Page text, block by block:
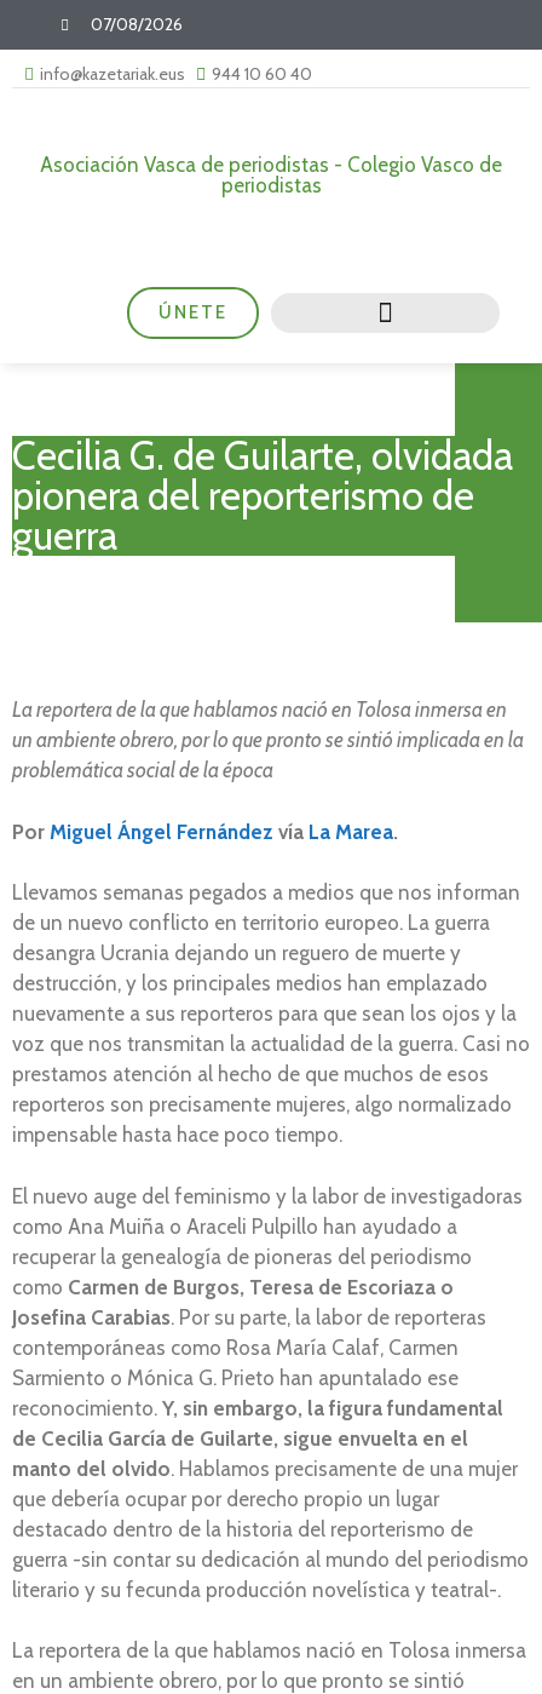
07/08/2026
info@kazetariak.eus 944 10 60 40
Asociación Vasca de periodistas - Colegio Vasco de
periodistas
ÚNETE
Cecilia G. de Guilarte, olvidada
pionera del reporterismo de
guerra
La reportera de la que hablamos nació en Tolosa inmersa en
un ambiente obrero, por lo que pronto se sintió implicada en la
problemática social de la época
Por Miguel Ángel Fernández vía La Marea.
Llevamos semanas pegados a medios que nos informan
de un nuevo conflicto en territorio europeo. La guerra
desangra Ucrania dejando un reguero de muerte y
destrucción, y los principales medios han emplazado
nuevamente a sus reporteros para que sean los ojos y la
voz que nos transmitan la actualidad de la guerra. Casi no
prestamos atención al hecho de que muchos de esos
reporteros son precisamente mujeres, algo normalizado
impensable hasta hace poco tiempo.
El nuevo auge del feminismo y la labor de investigadoras
como Ana Muiña o Araceli Pulpillo han ayudado a
recuperar la genealogía de pioneras del periodismo
como Carmen de Burgos, Teresa de Escoriaza o
Josefina Carabias. Por su parte, la labor de reporteras
contemporáneas como Rosa María Calaf, Carmen
Sarmiento o Mónica G. Prieto han apuntalado ese
reconocimiento. Y, sin embargo, la figura fundamental
de Cecilia García de Guilarte, sigue envuelta en el
manto del olvido. Hablamos precisamente de una mujer
que debería ocupar por derecho propio un lugar
destacado dentro de la historia del reporterismo de
guerra -sin contar su dedicación al mundo del periodismo
literario y su fecunda producción novelística y teatral-.
La reportera de la que hablamos nació en Tolosa inmersa
en un ambiente obrero, por lo que pronto se sintió